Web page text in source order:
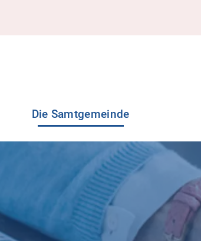
Die Samtgemeinde